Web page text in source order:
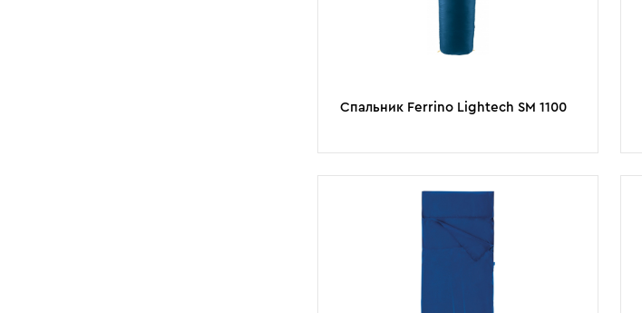
Спальник Ferrino Lightech SM 1100